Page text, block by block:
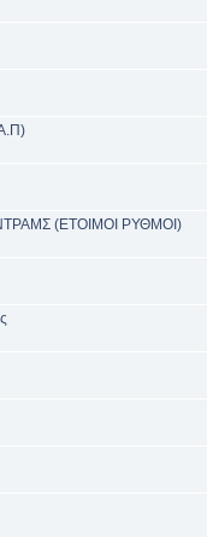
(ΕΤΟΙΜΟΙ ΡΥΘΜΟΙ)